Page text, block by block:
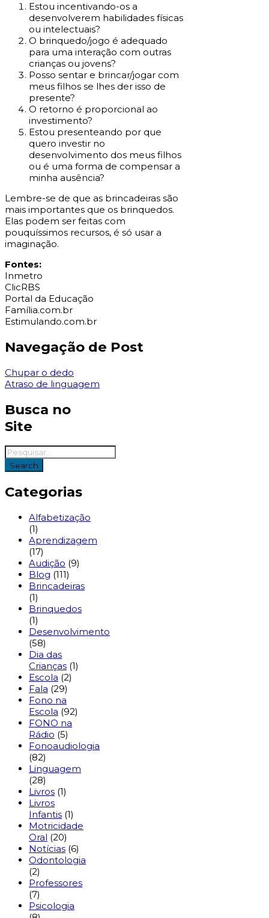
Estou incentivando-os a
desenvolverem habilidades físicas
ou intelectuais?
O brinquedo/jogo é adequado
para uma interação com outras
crianças ou jovens?
Posso sentar e brincar/jogar com
meus filhos se lhes der isso de
presente?
O retorno é proporcional ao
investimento?
Estou presenteando por que
quero investir no
desenvolvimento dos meus filhos
ou é uma forma de compensar a
minha ausência?
Lembre-se de que as brincadeiras são
mais importantes que os brinquedos.
Elas podem ser feitas com
pouquíssimos recursos, é só usar a
imaginação.
Fontes:
Inmetro
ClicRBS
Portal da Educação
Família.com.br
Estimulando.com.br
Navegação de Post
Chupar o dedo
Atraso de linguagem
Busca no
Site
Categorias
Alfabetização
(1)
Aprendizagem
(17)
Audição (9)
Blog (111)
Brincadeiras
(1)
Brinquedos
(1)
Desenvolvimento
(58)
Dia das
Crianças (1)
Escola (2)
Fala (29)
Fono na
Escola (92)
FONO na
Rádio (5)
Fonoaudiologia
(82)
Linguagem
(28)
Livros (1)
Livros
Infantis (1)
Motricidade
Oral (20)
Notícias (6)
Odontologia
(2)
Professores
(7)
Psicologia